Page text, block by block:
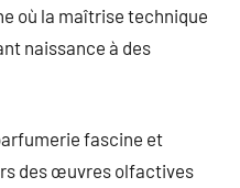
où la maîtrise technique
naissance à des
fascine et
des œuvres olfactives